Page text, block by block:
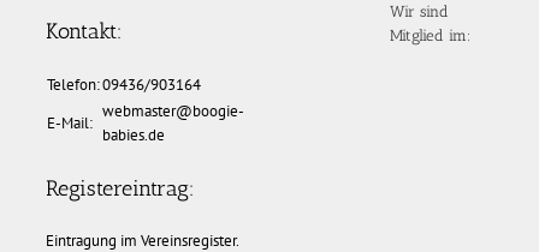
Kontakt:
Telefon:09436/903164
E-Mail:
webmaster@boogie-
babies.de
Registereintrag:
Eintragung im Vereinsregister.
Wir sind
Mitglied im: